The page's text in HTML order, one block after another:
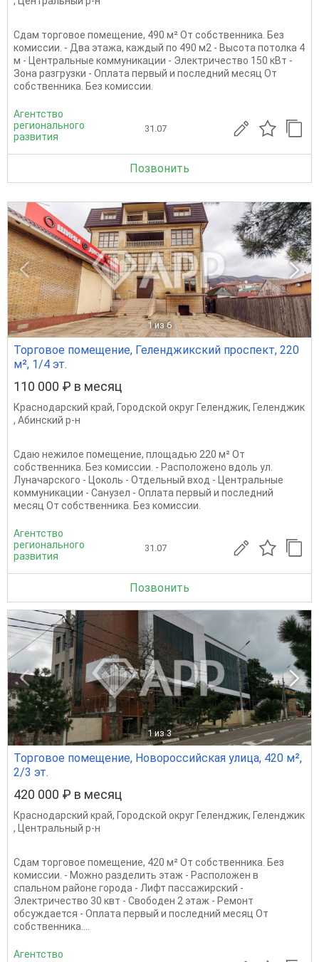
Сдам торговое помещение, 490 м² От собственника. Без
комиссии. - Два этажа, каждый по 490 м2 - Высота потолка 4
м - Центральные коммуникации - Электричество 150 кВт -
Зона разгрузки - Оплата первый и последний месяц От
собственника. Без комиссии.
Агентство
регионального
развития
31.07
Позвонить
1 из 6
Торговое помещение, Геленджикский проспект, 220
м², 1/4 эт.
110 000 ₽ в месяц
Краснодарский край, Городской округ Геленджик, Геленджик
, Абинский р-н
Сдаю нежилое помещение, площадью 220 м² От
собственника. Без комиссии. - Расположено вдоль ул.
Луначарского - Цоколь - Отдельный вход - Центральные
коммуникации - Санузел - Оплата первый и последний
месяц От собственника. Без комиссии.
Агентство
регионального
развития
31.07
Позвонить
1 из 3
Торговое помещение, Новороссийская улица, 420 м²,
2/3 эт.
420 000 ₽ в месяц
Краснодарский край, Городской округ Геленджик, Геленджик
,
Центральный р-н
Сдам торговое помещение, 420 м² От собственника. Без
комиссии. - Можно разделить этаж - Расположен в
спальном районе города - Лифт пассажирский -
Электричество 30 квт - Свободен 2 этаж - Ремонт
обсуждается - Оплата первый и последний месяц От
собственника....
Агентство